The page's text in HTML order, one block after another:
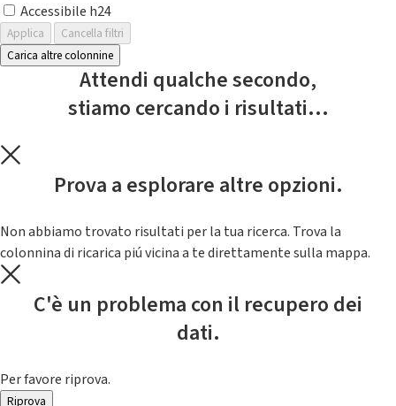
Accessibile h24
Applica
Cancella filtri
Carica altre colonnine
Attendi qualche secondo,
stiamo cercando i risultati...
Prova a esplorare altre opzioni.
Non abbiamo trovato risultati per la tua ricerca. Trova la
colonnina di ricarica piú vicina a te direttamente sulla mappa.
C'è un problema con il recupero dei
dati.
Per favore riprova.
Riprova